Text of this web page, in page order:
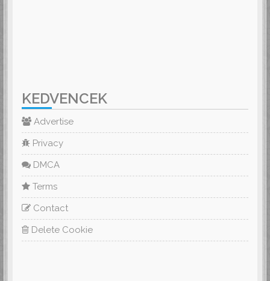
KEDVENCEK
Advertise
Privacy
DMCA
Terms
Contact
Delete Cookie